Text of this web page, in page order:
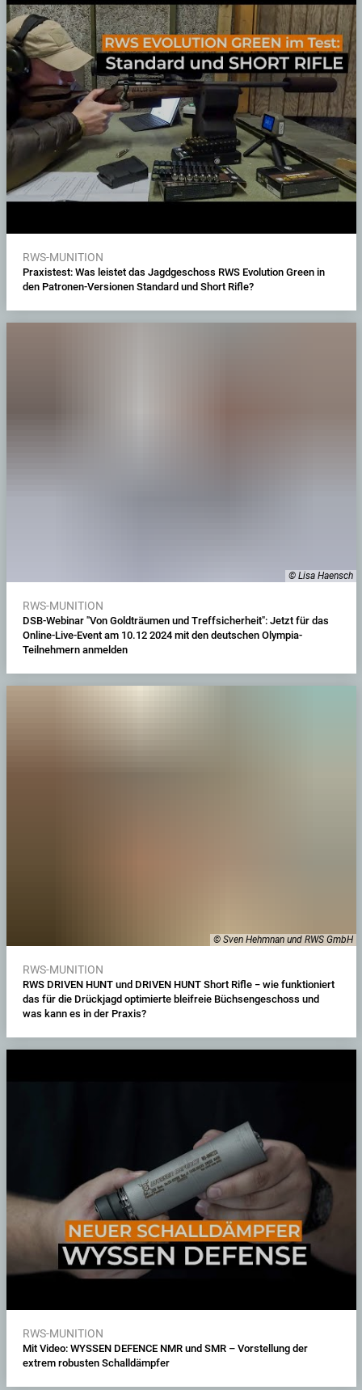
RWS-MUNITION
Praxistest: Was leistet das Jagdgeschoss RWS Evolution Green in
den Patronen-Versionen Standard und Short Rifle?
© Lisa Haensch
RWS-MUNITION
DSB-Webinar "Von Goldträumen und Treffsicherheit": Jetzt für das
Online-Live-Event am 10.12 2024 mit den deutschen Olympia-
Teilnehmern anmelden
© Sven Hehmnan und RWS GmbH
RWS-MUNITION
RWS DRIVEN HUNT und DRIVEN HUNT Short Rifle − wie funktioniert
das für die Drückjagd optimierte bleifreie Büchsengeschoss und
was kann es in der Praxis?
RWS-MUNITION
Mit Video: WYSSEN DEFENCE NMR und SMR – Vorstellung der
extrem robusten Schalldämpfer